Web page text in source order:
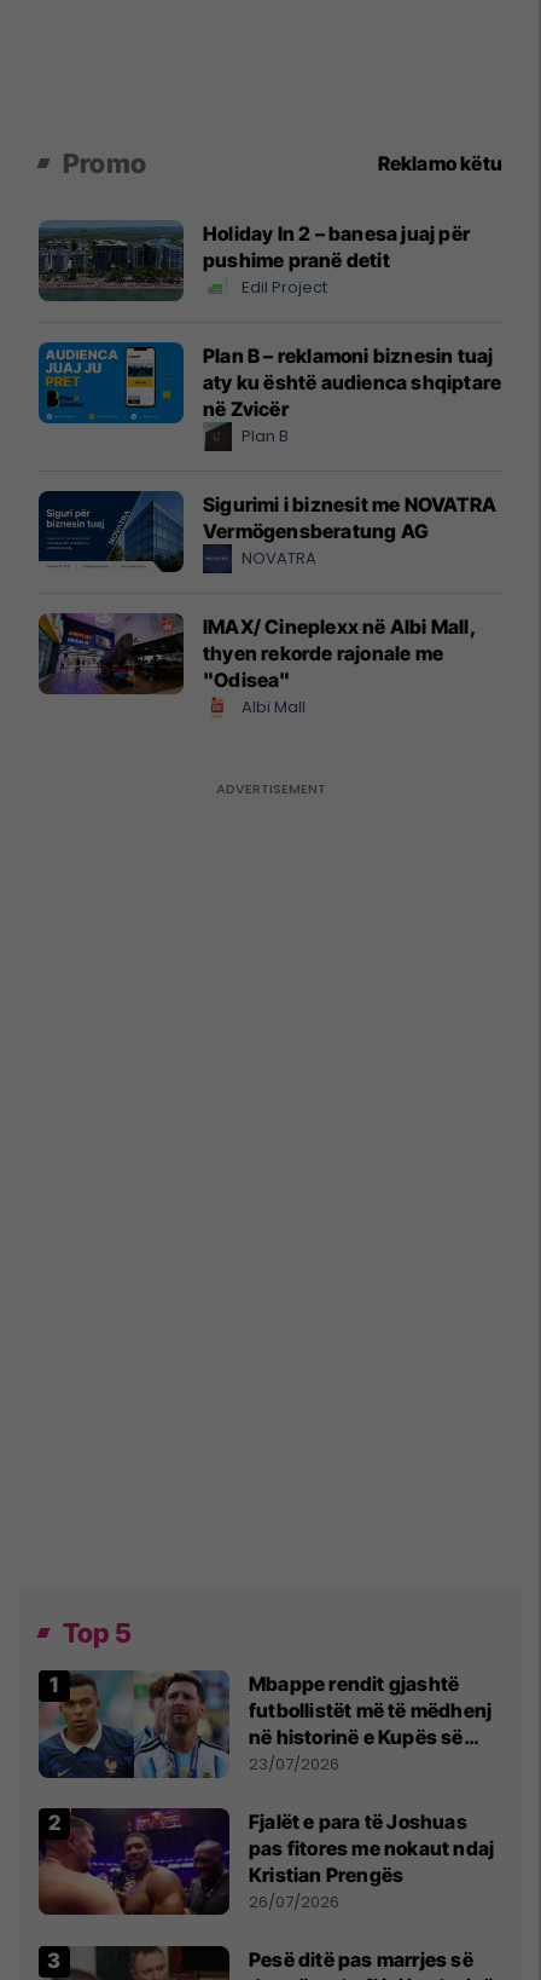
Promo Reklamo këtu
Holiday In 2 – banesa juaj për
pushime pranë detit
Edil Project
Plan B – reklamoni biznesin tuaj
aty ku është audienca shqiptare
në Zvicër
Plan B
Sigurimi i biznesit me NOVATRA
Vermögensberatung AG
NOVATRA
IMAX/ Cineplexx në Albi Mall,
thyen rekorde rajonale me
"Odisea"
Albi Mall
Top 5
Mbappe rendit gjashtë
futbollistët më të mëdhenj
në historinë e Kupës së
Botës, Messi mbetet i dyti
23/07/2026
Fjalët e para të Joshuas
pas fitores me nokaut ndaj
Kristian Prengës
26/07/2026
Pesë ditë pas marrjes së